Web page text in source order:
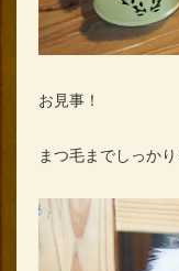
お見事！
まつ毛までしっか